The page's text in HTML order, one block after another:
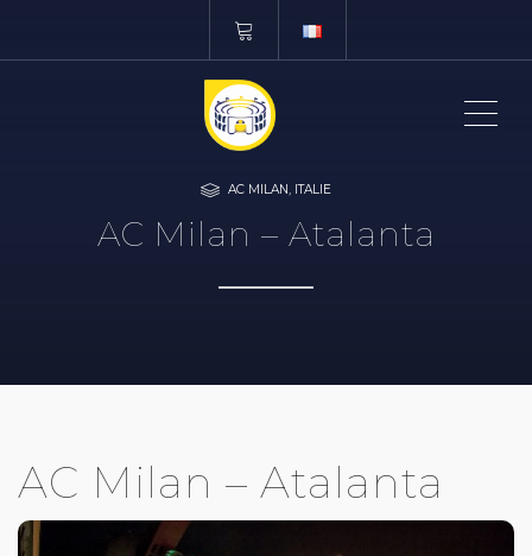
AC MILAN, ITALIE
AC Milan – Atalanta
AC Milan – Atalanta